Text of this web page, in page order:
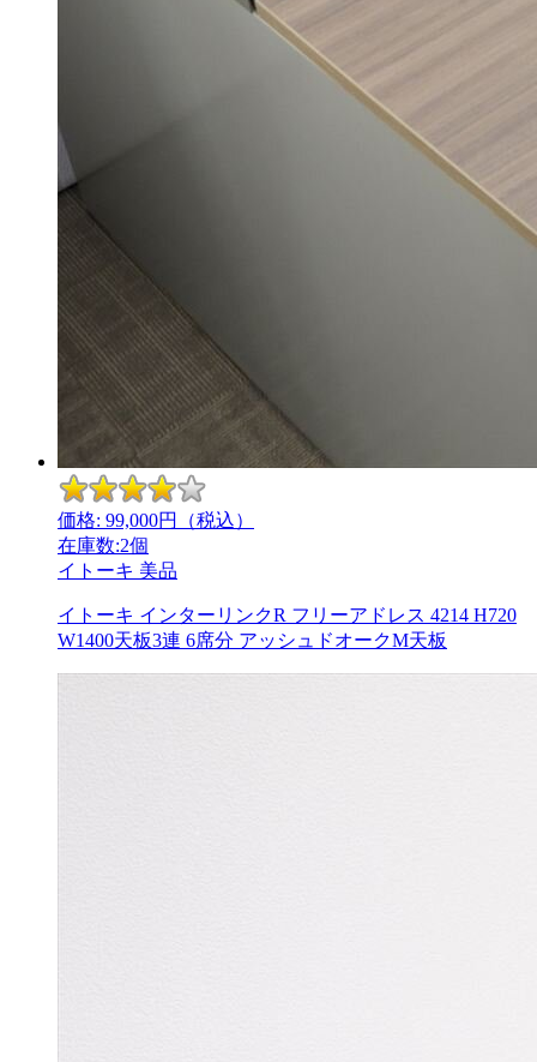
価格: 99,000円（税込）
在庫数:2個
イトーキ 美品
イトーキ インターリンクR フリーアドレス 4214 H720
W1400天板3連 6席分 アッシュドオークM天板